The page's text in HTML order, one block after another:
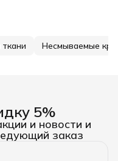
Несмываемые
5%
и новости и
заказ